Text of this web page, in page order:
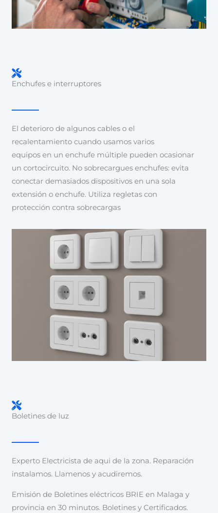
Enchufes e interruptores
El deterioro de algunos cables o el
recalentamiento cuando usamos varios
equipos en un enchufe múltiple pueden ocasionar
un cortocircuito. No sobrecargues enchufes: evita
conectar demasiados dispositivos en una sola
extensión o enchufe. Utiliza regletas con
protección contra sobrecargas
Boletines de luz
Experto Electricista de aqui de la zona. Reparación
instalamos. Llamenos y acudiremos.
Emisión de Boletines eléctricos BRIE en Malaga y
provincia en 30 minutos. Boletines y Certificados.